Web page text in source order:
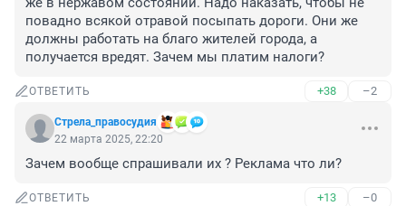
повадно всякой отравой посыпать дороги. Они же
должны работать на благо жителей города, а
получается вредят. Зачем мы платим налоги?
ОТВЕТИТЬ +38 –2
Стрела_правосудия
22 марта 2025, 22:20
Зачем вообще спрашивали их ? Реклама что ли?
ОТВЕТИТЬ +13 –0